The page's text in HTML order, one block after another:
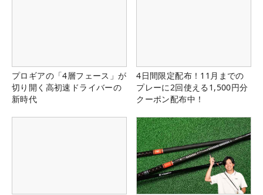
プロギアの「4層フェース」が
切り開く高初速ドライバーの
新時代
4日間限定配布！11月までの
プレーに2回使える1,500円分
クーポン配布中！